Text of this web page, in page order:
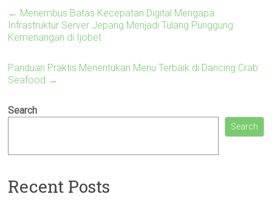
← Menembus Batas Kecepatan Digital Mengapa
Infrastruktur Server Jepang Menjadi Tulang Punggung
Kemenangan di Ijobet
Panduan Praktis Menentukan Menu Terbaik di Dancing Crab
Seafood →
Search
Search
Recent Posts